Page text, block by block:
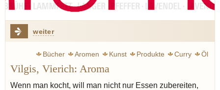
weiter
Bücher Aromen Kunst Produkte Curry
Öl
Butter
Goethe Johann Wolfgang
Oregano
Walnuss Essig Erdbeere
Kapern
Vilgis, Vierich: Aroma
Wenn man kocht, will man nicht nur Essen zubereiten,